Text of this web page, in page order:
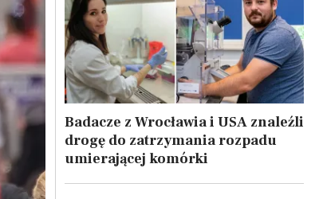
Badacze z Wrocławia i USA znaleźli
drogę do zatrzymania rozpadu
umierającej komórki